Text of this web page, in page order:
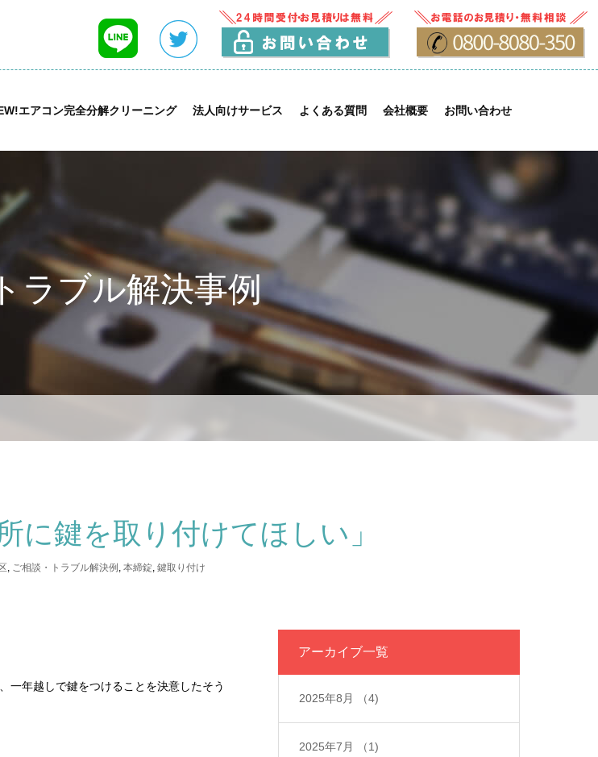
エアコン完全分解クリーニング 法人向けサービス よくある質問 会社概要 お問い合わせ
ラブル解決事例
に鍵を取り付けてほしい」
, ご相談・トラブル解決例 , 本締錠, 鍵取り付け
一年越しで鍵をつけることを決意したそう
アーカイブ一覧
2025年8月 （4)
2025年7月 （1)